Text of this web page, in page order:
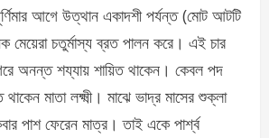
আগে উত্থান একাদশী পর্যন্ত (মোট আটটি
মেয়েরা চতুর্মাস্য ব্রত পালন করে। এই চার
অনন্ত শয্যায় শায়িত থাকেন। কেবল পদ
মাতা লক্ষ্মী। মাঝে ভাদ্র মাসের শুক্লা
পাশ ফেরেন মাত্র। তাই একে পার্শ্ব